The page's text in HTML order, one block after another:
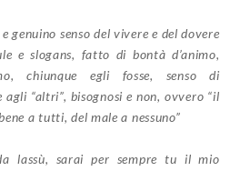
genuino senso del vivere e del dovere
e slogans, fatto di bontà d’animo,
chiunque egli fosse, senso di
“altri”, bisognosi e non, ovvero “il
a tutti, del male a nessuno”
lassù, sarai per sempre tu il mio